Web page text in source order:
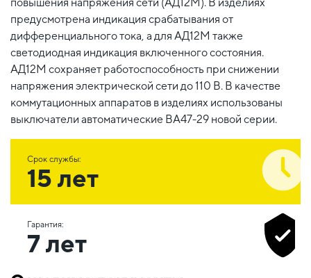
предусмотрена индикация срабатывания от
дифференциального тока, а для АД12М также
светодиодная индикация включенного состояния.
АД12М сохраняет работоспособность при снижении
напряжения электрической сети до 110 В. В качестве
коммутационных аппаратов в изделиях использованы
выключатели автоматические ВА47-29 новой серии.
Срок службы:
15 лет
Гарантия:
7 лет